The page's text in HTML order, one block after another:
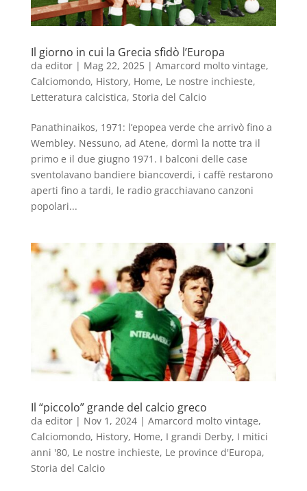
Il giorno in cui la Grecia sfidò l’Europa
da editor| Mag 22, 2025| Amarcord molto vintage,
Calciomondo, History, Home, Le nostre inchieste,
Letteratura calcistica, Storia del Calcio
Panathinaikos, 1971: l’epopea verde che arrivò fino a
Wembley. Nessuno, ad Atene, dormì la notte tra il
primo e il due giugno 1971. I balconi delle case
sventolavano bandiere biancoverdi, i caffè restarono
aperti fino a tardi, le radio gracchiavano canzoni
popolari...
Il “piccolo” grande del calcio greco
da editor| Nov 1, 2024| Amarcord molto vintage,
Calciomondo, History, Home, I grandi Derby, I mitici
anni '80, Le nostre inchieste, Le province d'Europa,
Storia del Calcio